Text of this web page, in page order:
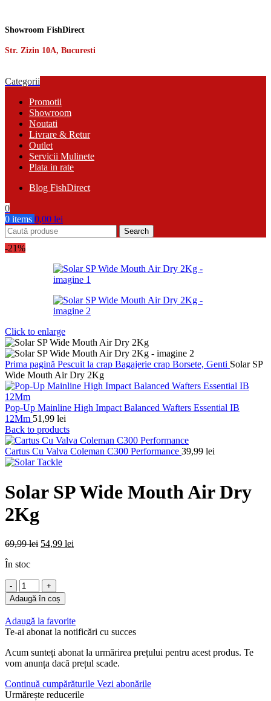
Showroom FishDirect
Str. Zizin 10A, Bucuresti
Categorii
Promotii
Showroom
Noutati
Livrare & Retur
Outlet
Servicii Mulinete
Plata in rate
Blog FishDirect
0
0 items 0,00 lei
Search
-21%
Click to enlarge
Prima pagină Pescuit la crap Bagajerie crap Borsete, Genti Solar SP
Wide Mouth Air Dry 2Kg
Pop-Up Mainline High Impact Balanced Wafters Essential IB
12Mm 51,99 lei
Back to products
Cartus Cu Valva Coleman C300 Performance 39,99 lei
Solar SP Wide Mouth Air Dry
2Kg
69,99lei Prețul
69,99 lei.
54,99 lei
În stoc
Cantitate
Solar
SP
Wide
Mouth
Air
Dry
2Kg
Adaugă în coș
Adaugă la favorite
Te-ai abonat la notificări cu succes
Acum sunteți abonat la urmărirea prețului pentru acest produs. Te
vom anunța dacă prețul scade.
Continuă cumpărăturile Vezi abonările
Urmărește reducerile